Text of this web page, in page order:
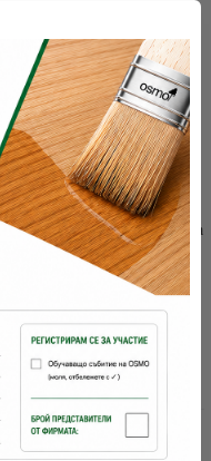
с леко навлажнена
спрей за интериор на
и почистете с памучна
дървото, като я поддържа
да поврежда